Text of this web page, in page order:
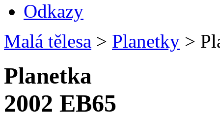
Odkazy
Malá tělesa > Planetky >
Planetka
2002 EB65